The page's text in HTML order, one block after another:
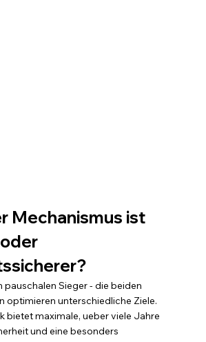
Mechanismus ist
pauschalen Sieger - die beiden
optimieren unterschiedliche Ziele.
bietet maximale, ueber viele Jahre
und eine besonders